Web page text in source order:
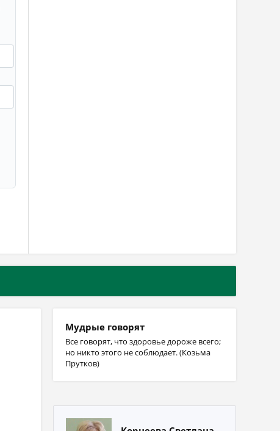
Мудрые говорят
Все говорят, что здоровье дороже всего;
но никто этого не соблюдает. (Козьма
Прутков)